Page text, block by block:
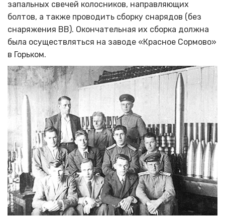
запальных свечей колосников, направляющих
болтов, а также проводить сборку снарядов (без
снаряжения ВВ). Окончательная их сборка должна
была осуществляться на заводе «Красное Сормово»
в Горьком.